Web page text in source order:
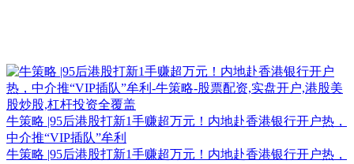
牛策略 |95后港股打新1手赚超万元！内地赴香港银行开户热，
中介推“VIP插队”牟利
牛策略 |95后港股打新1手赚超万元！内地赴香港银行开户热，